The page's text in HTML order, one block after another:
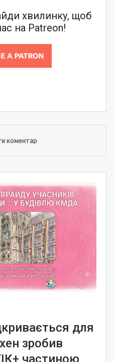
хвилинку, щоб
на Patreon!
коментар
для
зробив
частиною